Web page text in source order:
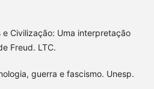
e Civilização: Uma interpretação
Freud. LTC.
guerra e fascismo. Unesp.